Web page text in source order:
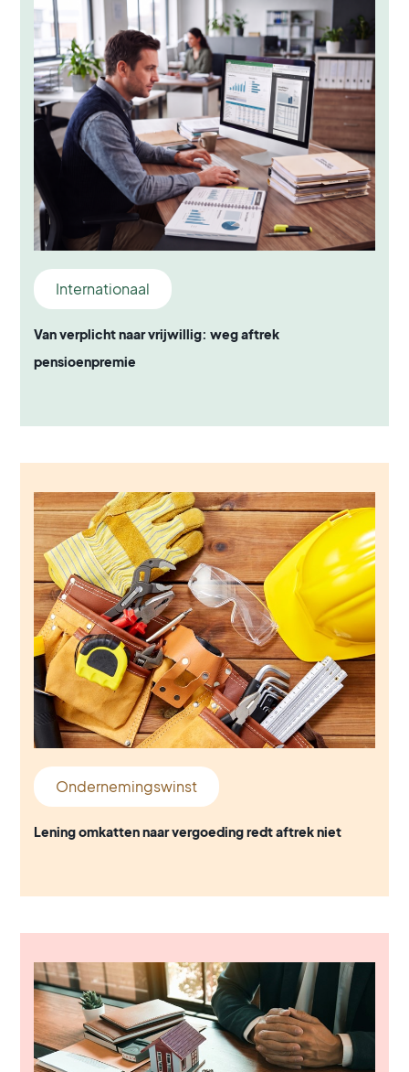
Internationaal
Van verplicht naar vrijwillig: weg aftrek
pensioenpremie
Ondernemingswinst
Lening omkatten naar vergoeding redt aftrek niet